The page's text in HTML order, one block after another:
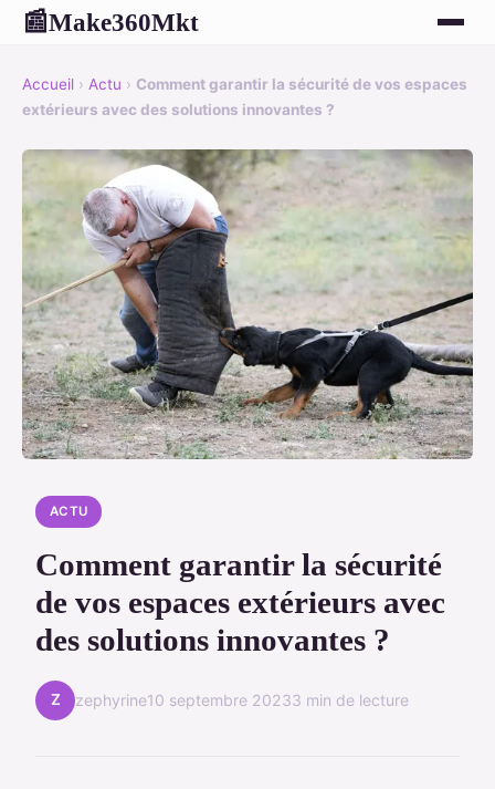
📰Make360Mkt
Accueil › Actu › Comment garantir la sécurité de vos espaces
extérieurs avec des solutions innovantes ?
ACTU
Comment garantir la sécurité
de vos espaces extérieurs avec
des solutions innovantes ?
Z zephyrine10 septembre 20233 min de lecture